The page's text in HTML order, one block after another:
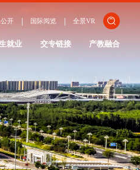
开 国际阅览 全景VR
就业 交专链接 产教融合